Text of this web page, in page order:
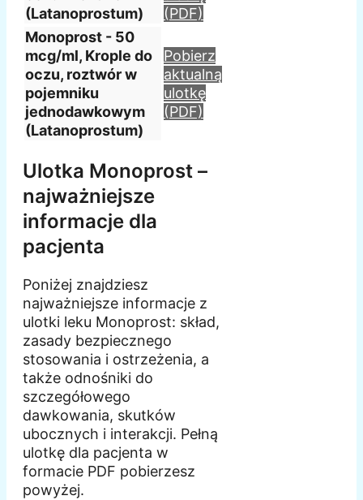
(Latanoprostum)
(PDF)
Monoprost - 50
mcg/ml, Krople do
oczu, roztwór w
pojemniku
jednodawkowym
(Latanoprostum)
Pobierz
aktualną
ulotkę
(PDF)
Ulotka Monoprost –
najważniejsze
informacje dla
pacjenta
Poniżej znajdziesz
najważniejsze informacje z
ulotki leku Monoprost: skład,
zasady bezpiecznego
stosowania i ostrzeżenia, a
także odnośniki do
szczegółowego
dawkowania, skutków
ubocznych i interakcji. Pełną
ulotkę dla pacjenta w
formacie PDF pobierzesz
powyżej.